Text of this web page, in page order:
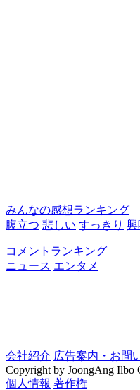
みんなの感想ランキング
腹立つ 悲しい すっきり 興
コメントランキング
ニュース エンタメ
会社紹介 広告案内・お問
Copyright by JoongAng Ilbo
個人情報 著作権